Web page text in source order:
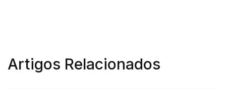
Artigos Relacionados